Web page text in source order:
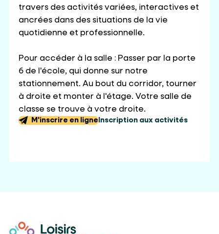
travers des activités variées, interactives et
ancrées dans des situations de la vie
quotidienne et professionnelle.
Pour accéder à la salle : Passer par la porte
6 de l'école, qui donne sur notre
stationnement. Au bout du corridor, tourner
à droite et monter à l'étage. Votre salle de
classe se trouve à votre droite.
M'inscrire en ligne Inscription aux activités